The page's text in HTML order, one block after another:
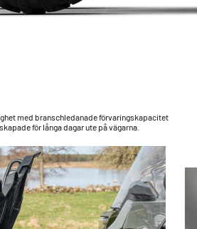
med branschledanade förvaringskapacitet
för långa dagar ute på vägarna.